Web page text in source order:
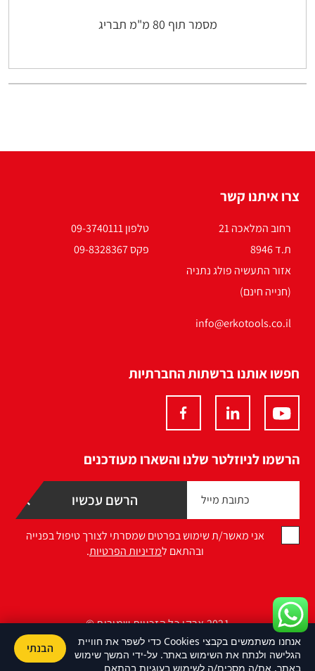
מסמר תוף 80 מ"מ תבריג
צרו איתנו קשר
רחוב המלאכה 21
ת.ד 8946
אזור התעשיה פולג נתניה
(חנייה חינם)
טלפון 09-3740111
פקס 09-8328367
info@erkotools.co.il
חפשו אותנו ברשתות החברתיות
הרשמו לניוזלטר שלנו והשארו מעודכנים
אני מאשר/ת שימוש בפרטים שמסרתי לצורך טיפול בפנייה
ובהתאם למדיניות הפרטיות.
2021 ארקו כל הזכויות שמורות ©
Design by Namelesspace
אנחנו משתמשים בקבצי Cookies כדי לשפר את חוויית
הגלישה ולנתח את השימוש באתר. על-ידי המשך שימוש
באתר, את/ה מסכים/ה לשימוש בעוגיות בהתאם
הבנתי